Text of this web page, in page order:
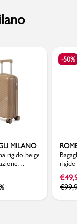
MILANO
rigido beige
-50%
€
€